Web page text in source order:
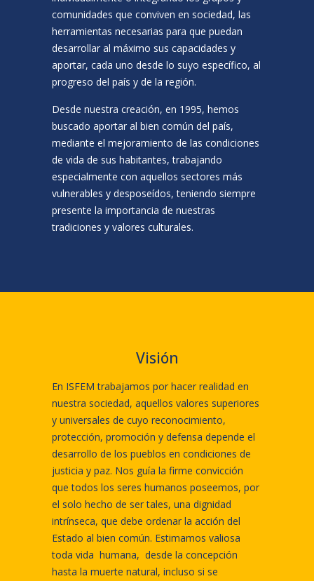
comunidades que conviven en sociedad, las
herramientas necesarias para que puedan
desarrollar al máximo sus capacidades y
aportar, cada uno desde lo suyo específico, al
progreso del país y de la región.
Desde nuestra creación, en 1995, hemos
buscado aportar al bien común del país,
mediante el mejoramiento de las condiciones
de vida de sus habitantes, trabajando
especialmente con aquellos sectores más
vulnerables y desposeídos, teniendo siempre
presente la importancia de nuestras
tradiciones y valores culturales.
Visión
En ISFEM trabajamos por hacer realidad en
nuestra sociedad, aquellos valores superiores
y universales de cuyo reconocimiento,
protección, promoción y defensa depende el
desarrollo de los pueblos en condiciones de
justicia y paz. Nos guía la firme convicción
que todos los seres humanos poseemos, por
el solo hecho de ser tales, una dignidad
intrínseca, que debe ordenar la acción del
Estado al bien común. Estimamos valiosa
toda vida humana, desde la concepción
hasta la muerte natural, incluso si se